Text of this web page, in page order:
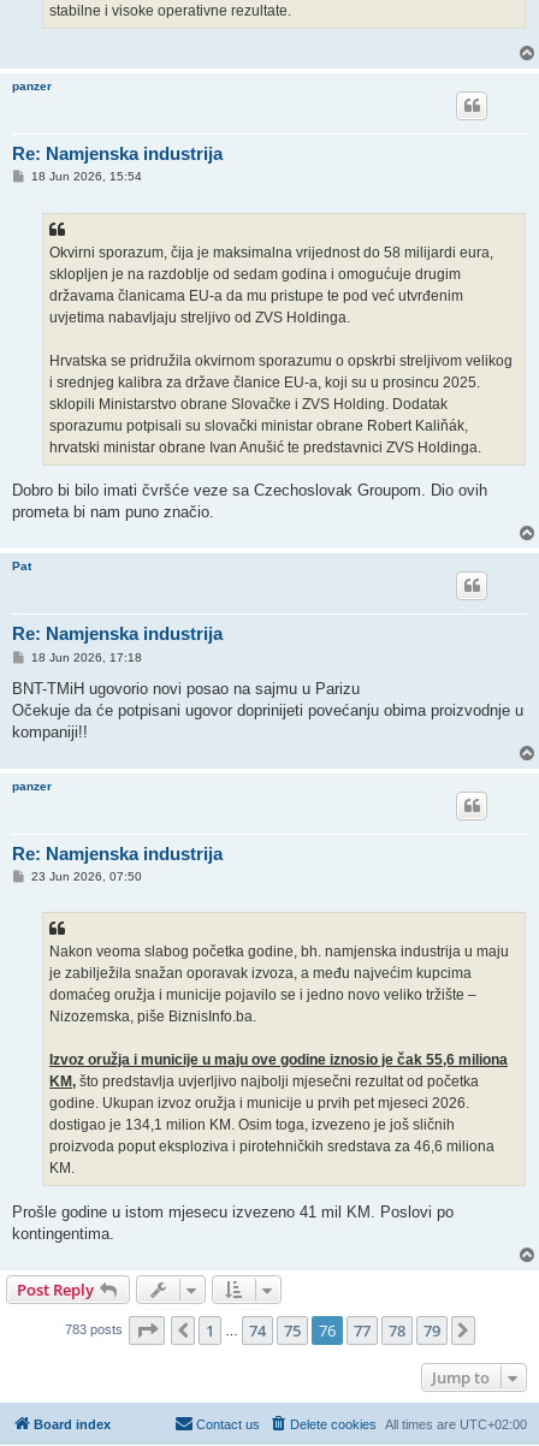
stabilne i visoke operativne rezultate.
panzer
Re: Namjenska industrija
P18 Jun 2026, 15:54
Okvirni sporazum, čija je maksimalna vrijednost do 58 milijardi eura,
sklopljen je na razdoblje od sedam godina i omogućuje drugim
državama članicama EU-a da mu pristupe te pod već utvrđenim
uvjetima nabavljaju streljivo od ZVS Holdinga.
Hrvatska se pridružila okvirnom sporazumu o opskrbi streljivom velikog
i srednjeg kalibra za države članice EU-a, koji su u prosincu 2025.
sklopili Ministarstvo obrane Slovačke i ZVS Holding. Dodatak
sporazumu potpisali su slovački ministar obrane Robert Kaliňák,
hrvatski ministar obrane Ivan Anušić te predstavnici ZVS Holdinga.
Dobro bi bilo imati čvršće veze sa Czechoslovak Groupom. Dio ovih
prometa bi nam puno značio.
Pat
Re: Namjenska industrija
P
s
18 Jun 2026, 17:18
BNT-TMiH ugovorio novi posao na sajmu u Parizu
Očekuje da će potpisani ugovor doprinijeti povećanju obima proizvodnje u
kompaniji!!
panzer
Re: Namjenska industrija
P23 Jun 2026, 07:50
Nakon veoma slabog početka godine, bh. namjenska industrija u maju
je zabilježila snažan oporavak izvoza, a među najvećim kupcima
domaćeg oružja i municije pojavilo se i jedno novo veliko tržište –
Nizozemska, piše BiznisInfo.ba.
Izvoz oružja i municije u maju ove godine iznosio je čak 55,6 miliona
KM, što predstavlja uvjerljivo najbolji mjesečni rezultat od početka
godine. Ukupan izvoz oružja i municije u prvih pet mjeseci 2026.
dostigao je 134,1 milion KM. Osim toga, izvezeno je još sličnih
proizvoda poput eksploziva i pirotehničkih sredstava za 46,6 miliona
KM.
Prošle godine u istom mjesecu izvezeno 41 mil KM. Poslovi po
kontingentima.
Post Reply
783 posts Page 76 of 79
Previous
1 74 75 76 77 78 79
Jump to
Board index All times are UTC+02:00
Delete cookies
Contact us